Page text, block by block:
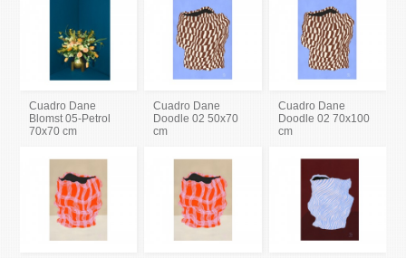
Cuadro Dane
Blomst 05-Petrol
70x70 cm
Cuadro Dane
Doodle 02 50x70
cm
Cuadro Dane
Doodle 02 70x100
cm